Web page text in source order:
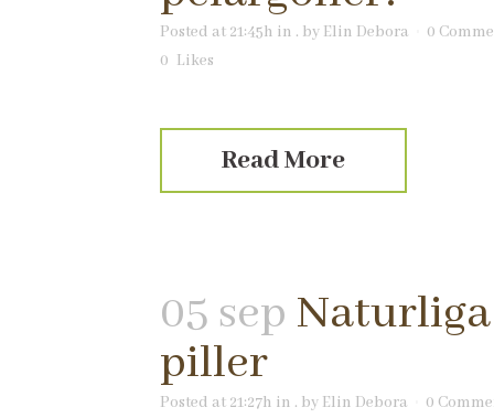
Posted at 21:45h in . by Elin Debora
0
0 Likes
Read More
05 sep Naturliga
piller
Posted at 21:27h in . by Elin Debora
0